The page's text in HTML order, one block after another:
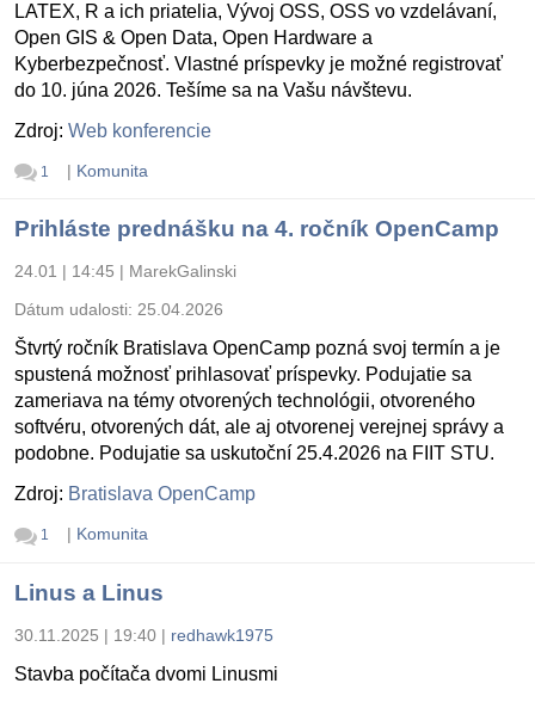
LATEX, R a ich priatelia, Vývoj OSS, OSS vo vzdelávaní,
Open GIS & Open Data, Open Hardware a
Kyberbezpečnosť. Vlastné príspevky je možné registrovať
do 10. júna 2026. Tešíme sa na Vašu návštevu.
Zdroj: Web konferencie
1 | Komunita
Prihláste prednášku na 4. ročník OpenCamp
24.01 | 14:45 | MarekGalinski
Dátum udalosti: 25.04.2026
Štvrtý ročník Bratislava OpenCamp pozná svoj termín a je
spustená možnosť prihlasovať príspevky. Podujatie sa
zameriava na témy otvorených technológii, otvoreného
softvéru, otvorených dát, ale aj otvorenej verejnej správy a
podobne. Podujatie sa uskutoční 25.4.2026 na FIIT STU.
Zdroj: Bratislava OpenCamp
1 | Komunita
Linus a Linus
30.11.2025 | 19:40 | redhawk1975
Stavba počítača dvomi Linusmi